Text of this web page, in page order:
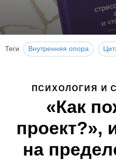
Теги Внутренняя опора
ПСИХОЛОГИЯ И
«Как
проект?»,
на